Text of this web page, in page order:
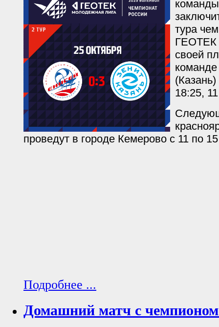
тура
ГЕОТЕК
своей
18:25,
проведут в городе Кемерово с 11 по
Подробнее ...
Домашний матч с чемпионом